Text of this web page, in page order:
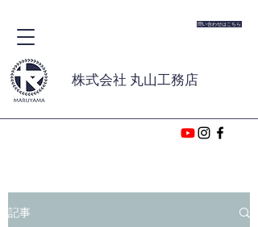
問い合わせはこちら
株式会社 丸山工務店
記事